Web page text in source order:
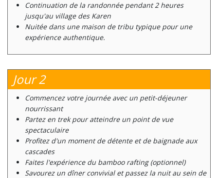
Continuation de la randonnée pendant 2 heures
jusqu'au village des Karen
Nuitée dans une maison de tribu typique pour une
expérience authentique.
Jour 2
Commencez votre journée avec un petit-déjeuner
nourrissant
Partez en trek pour atteindre un point de vue
spectaculaire
Profitez d'un moment de détente et de baignade aux
cascades
Faites l'expérience du bamboo rafting (optionnel)
Savourez un dîner convivial et passez la nuit au sein de